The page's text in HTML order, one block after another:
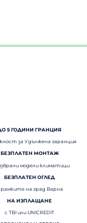
5 ГОДИНИ ГРАНЦИЯ
за Удължена гаранция
БЕЗПЛАТЕН МОНТАЖ
модели климатици
БЕЗПЛАТЕН ОГЛЕД
рамките на град Варна
НА ИЗПЛАЩАНЕ
с TBI или UNICREDIT